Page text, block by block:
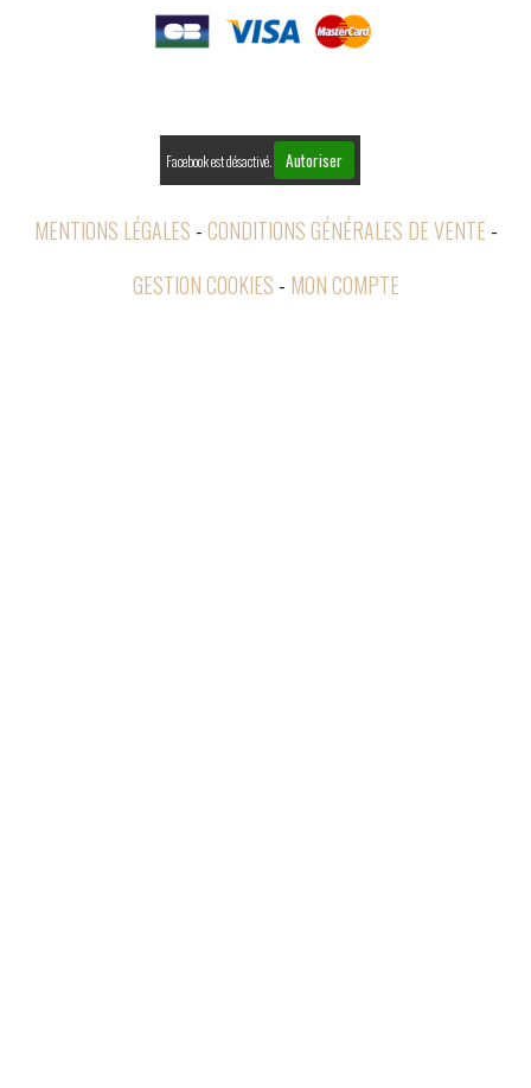
Facebook est désactivé. Autoriser
MENTIONS LÉGALES CONDITIONS GÉNÉRALES DE VENTE
GESTION COOKIES
MON COMPTE